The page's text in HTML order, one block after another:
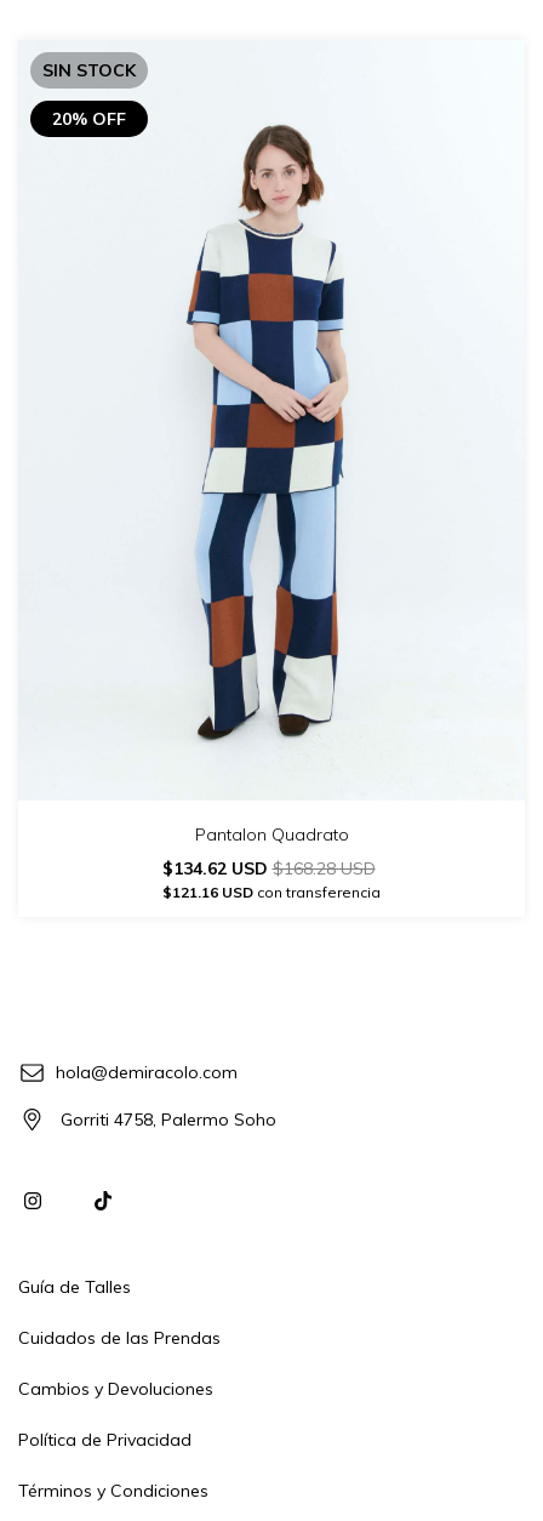
SIN STOCK
20% OFF
Pantalon Quadrato
$134.62 USD$168.28 USD
$121.16 USD con transferencia
hola@demiracolo.com
Gorriti 4758, Palermo Soho
Guía de Talles
Cuidados de las Prendas
Cambios y Devoluciones
Política de Privacidad
Términos y Condiciones